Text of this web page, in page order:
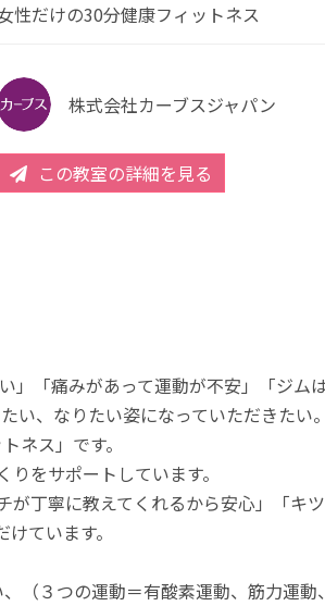
性だけの30分健康フィットネス
株式会社カーブスジャパン
この教室の詳細を見る
」「痛みがあって運動が不安」「ジム
い、なりたい姿になっていただきたい。
ネス」です。
をサポートしています。
丁寧に教えてくれるから安心」「キ
ています。
（３つの運動＝有酸素運動、筋力運